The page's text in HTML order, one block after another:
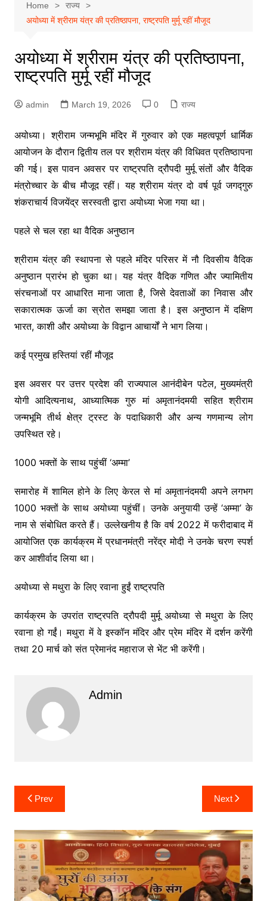
Home
राज्य
अयोध्या में श्रीराम यंत्र की प्रतिष्ठापना, राष्ट्रपति मुर्मू रहीं मौजूद
अयोध्या में श्रीराम यंत्र की प्रतिष्ठापना,
राष्ट्रपति मुर्मू रहीं मौजूद
admin March 19, 2026 0 राज्य
अयोध्या। श्रीराम जन्मभूमि मंदिर में गुरुवार को एक महत्वपूर्ण धार्मिक
आयोजन के दौरान द्वितीय तल पर श्रीराम यंत्र की विधिवत प्रतिष्ठापना
की गई। इस पावन अवसर पर राष्ट्रपति द्रौपदी मुर्मू संतों और वैदिक
मंत्रोच्चार के बीच मौजूद रहीं। यह श्रीराम यंत्र दो वर्ष पूर्व जगद्गुरु
शंकराचार्य विजयेंद्र सरस्वती द्वारा अयोध्या भेजा गया था।
पहले से चल रहा था वैदिक अनुष्ठान
श्रीराम यंत्र की स्थापना से पहले मंदिर परिसर में नौ दिवसीय वैदिक
अनुष्ठान प्रारंभ हो चुका था। यह यंत्र वैदिक गणित और ज्यामितीय
संरचनाओं पर आधारित माना जाता है, जिसे देवताओं का निवास और
सकारात्मक ऊर्जा का स्रोत समझा जाता है। इस अनुष्ठान में दक्षिण
भारत, काशी और अयोध्या के विद्वान आचार्यों ने भाग लिया।
कई प्रमुख हस्तियां रहीं मौजूद
इस अवसर पर उत्तर प्रदेश की राज्यपाल आनंदीबेन पटेल, मुख्यमंत्री
योगी आदित्यनाथ, आध्यात्मिक गुरु मां अमृतानंदमयी सहित श्रीराम
जन्मभूमि तीर्थ क्षेत्र ट्रस्ट के पदाधिकारी और अन्य गणमान्य लोग
उपस्थित रहे।
1000 भक्तों के साथ पहुंचीं ‘अम्मा’
समारोह में शामिल होने के लिए केरल से मां अमृतानंदमयी अपने लगभग
1000 भक्तों के साथ अयोध्या पहुंचीं। उनके अनुयायी उन्हें ‘अम्मा’ के
नाम से संबोधित करते हैं। उल्लेखनीय है कि वर्ष 2022 में फरीदाबाद में
आयोजित एक कार्यक्रम में प्रधानमंत्री नरेंद्र मोदी ने उनके चरण स्पर्श
कर आशीर्वाद लिया था।
अयोध्या से मथुरा के लिए रवाना हुईं राष्ट्रपति
कार्यक्रम के उपरांत राष्ट्रपति द्रौपदी मुर्मू अयोध्या से मथुरा के लिए
रवाना हो गईं। मथुरा में वे इस्कॉन मंदिर और प्रेम मंदिर में दर्शन करेंगी
तथा 20 मार्च को संत प्रेमानंद महाराज से भेंट भी करेंगी।
Admin
Post
navigation
Prev Next